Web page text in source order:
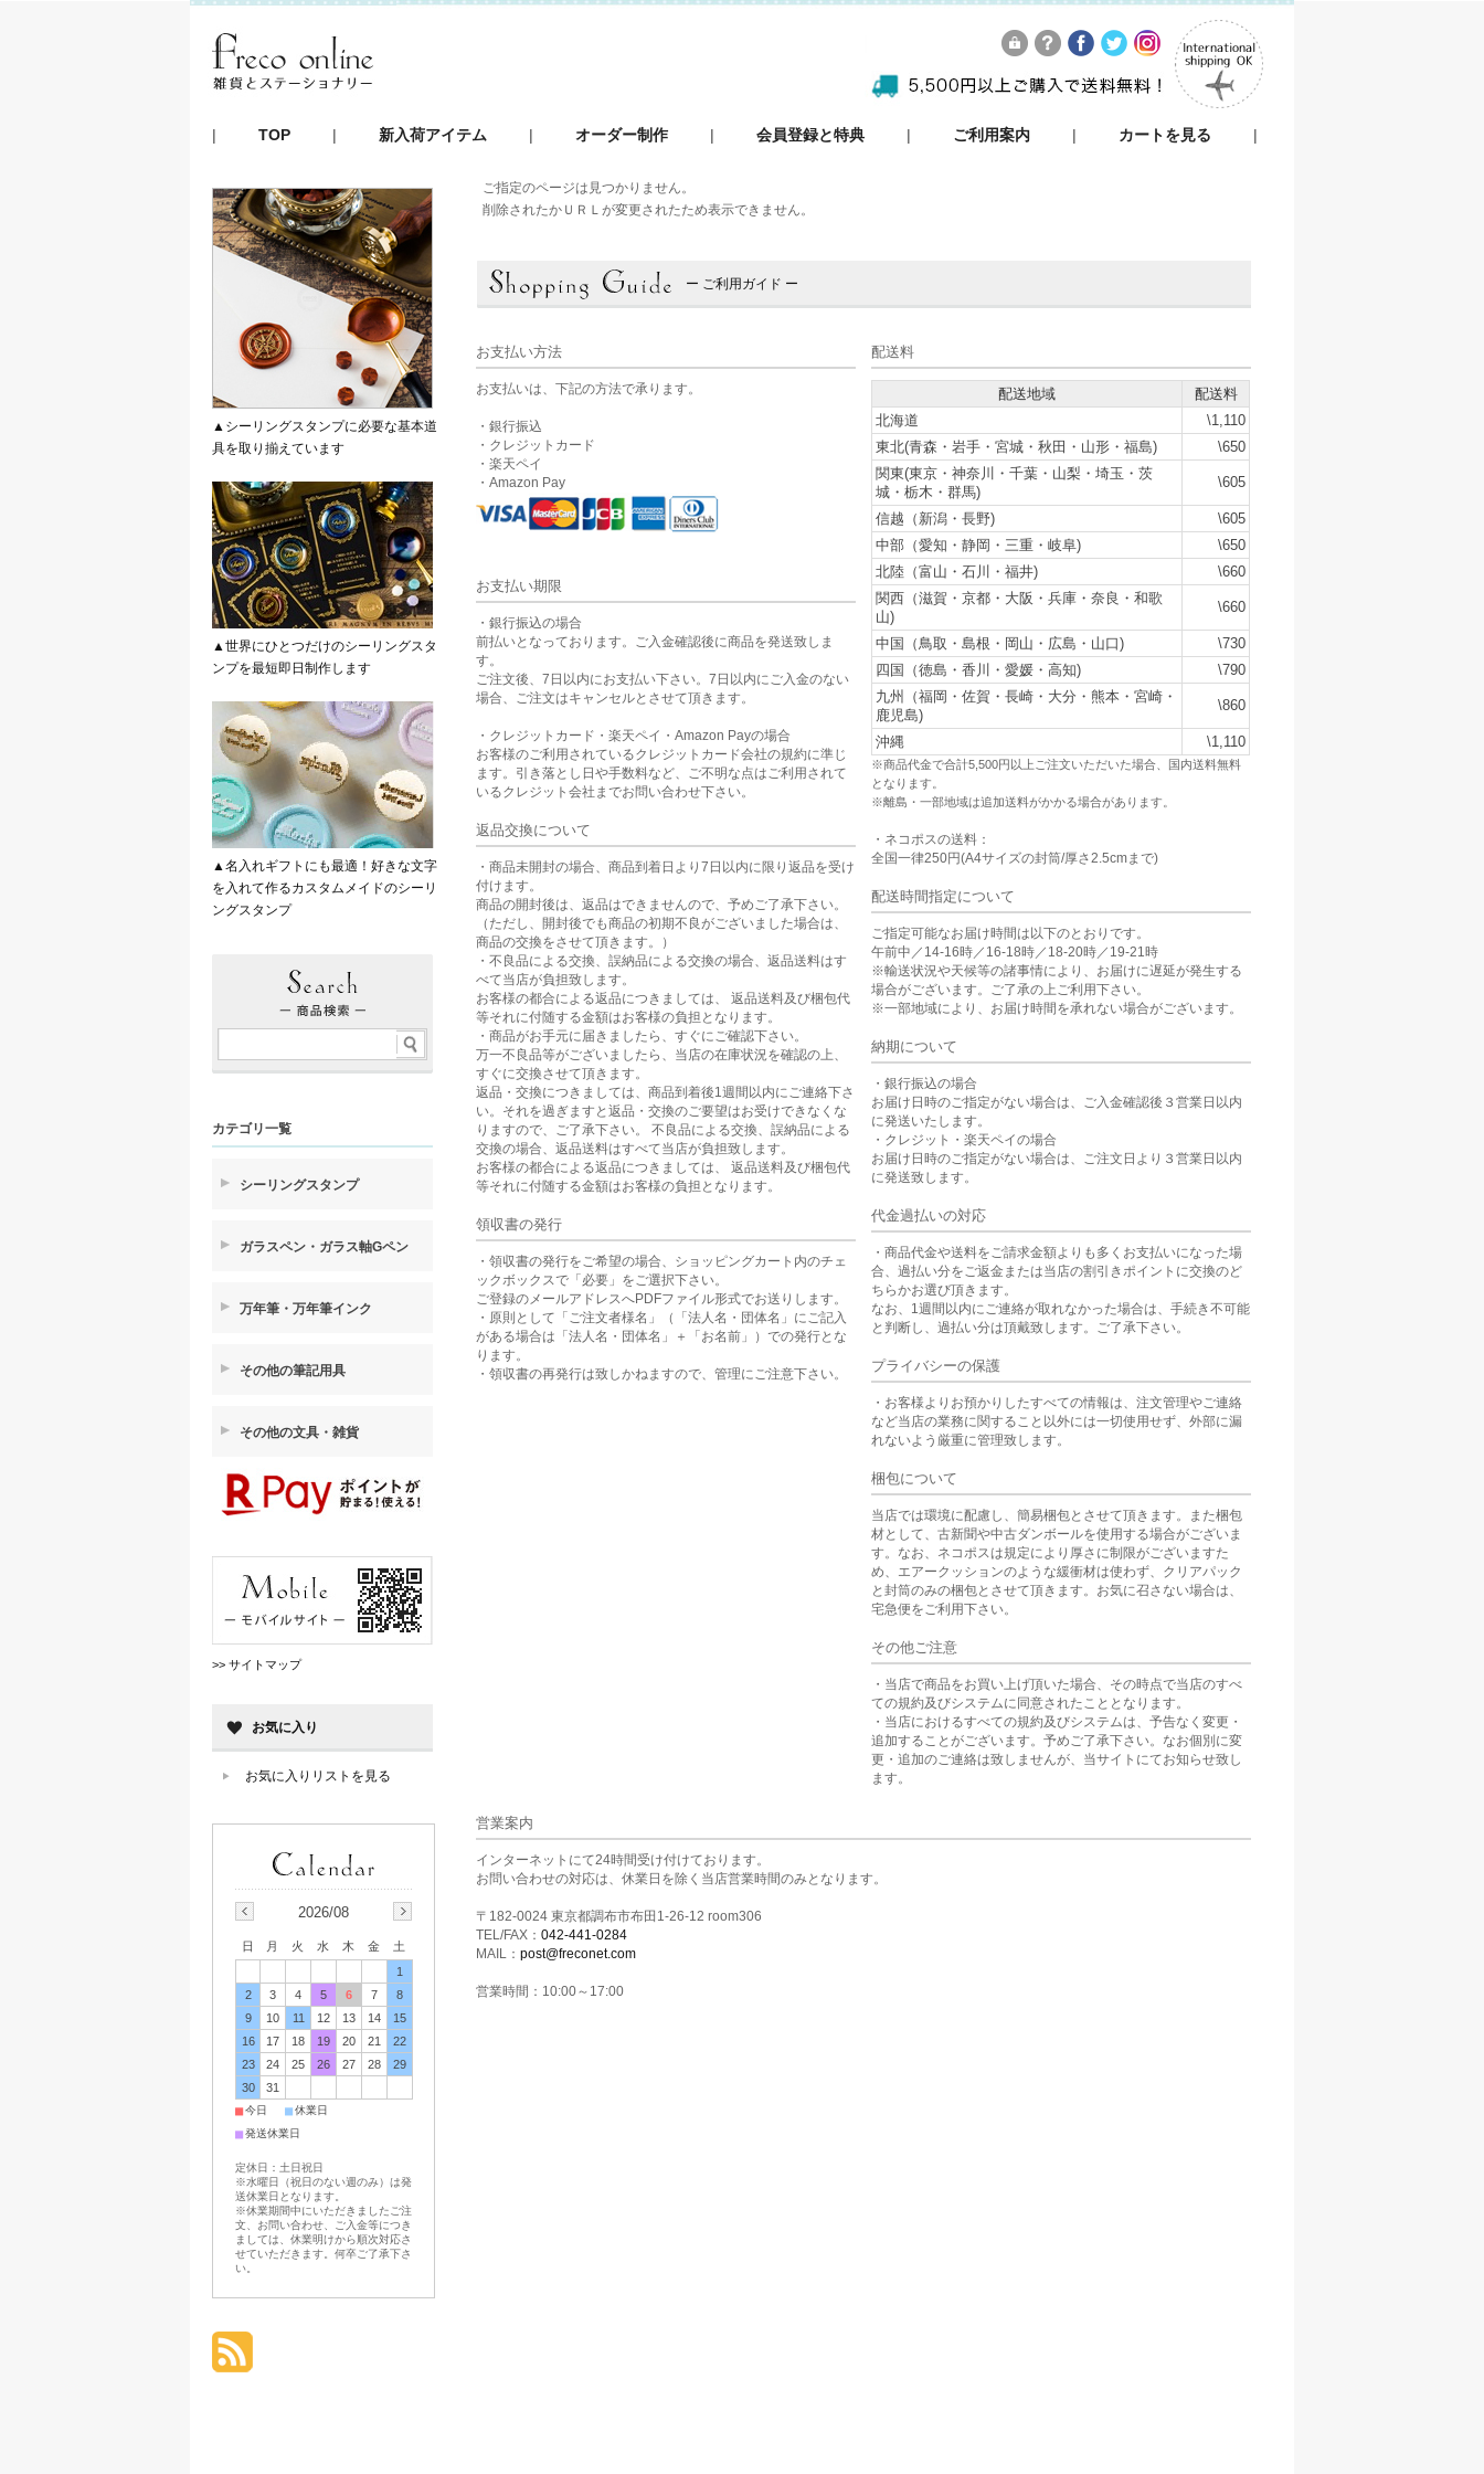
TOP 新入荷アイテム オーダー制作 会員登録と特典 ご利用案内 カートを見る
ご指定のページは見つかりません。
削除されたかＵＲＬが変更されたため表示できません。
ー ご利用ガイド ー
お支払い方法
お支払いは、下記の方法で承ります。
・銀行振込
・クレジットカード
・楽天ペイ
・Amazon Pay
お支払い期限
・銀行振込の場合
前払いとなっております。ご入金確認後に商品を発送致しま
す。
ご注文後、7日以内にお支払い下さい。7日以内にご入金のない
場合、ご注文はキャンセルとさせて頂きます。
・クレジットカード・楽天ペイ・Amazon Payの場合
お客様のご利用されているクレジットカード会社の規約に準じ
ます。引き落とし日や手数料など、ご不明な点はご利用されて
いるクレジット会社までお問い合わせ下さい。
返品交換について
・商品未開封の場合、商品到着日より7日以内に限り返品を受け
付けます。
商品の開封後は、返品はできませんので、予めご了承下さい。
（ただし、開封後でも商品の初期不良がございました場合は、
商品の交換をさせて頂きます。）
・不良品による交換、誤納品による交換の場合、返品送料はす
べて当店が負担致します。
お客様の都合による返品につきましては、 返品送料及び梱包代
等それに付随する金額はお客様の負担となります。
・商品がお手元に届きましたら、すぐにご確認下さい。
万一不良品等がございましたら、当店の在庫状況を確認の上、
すぐに交換させて頂きます。
返品・交換につきましては、商品到着後1週間以内にご連絡下さ
い。それを過ぎますと返品・交換のご要望はお受けできなくな
りますので、ご了承下さい。 不良品による交換、誤納品による
交換の場合、返品送料はすべて当店が負担致します。
お客様の都合による返品につきましては、 返品送料及び梱包代
等それに付随する金額はお客様の負担となります。
領収書の発行
・領収書の発行をご希望の場合、ショッピングカート内のチェ
ックボックスで「必要」をご選択下さい。
ご登録のメールアドレスへPDFファイル形式でお送りします。
・原則として「ご注文者様名」（「法人名・団体名」にご記入
がある場合は「法人名・団体名」＋「お名前」）での発行とな
ります。
・領収書の再発行は致しかねますので、管理にご注意下さい。
配送料
配送地域
配送料
北海道
\1,110
東北(青森・岩手・宮城・秋田・山形・福島)
\650
関東(東京・神奈川・千葉・山梨・埼玉・茨
城・栃木・群馬)
\605
信越（新潟・長野)
\605
中部（愛知・静岡・三重・岐阜)
\650
北陸（富山・石川・福井)
\660
関西（滋賀・京都・大阪・兵庫・奈良・和歌
山)
\660
中国（鳥取・島根・岡山・広島・山口)
\730
四国（徳島・香川・愛媛・高知)
\790
九州（福岡・佐賀・長崎・大分・熊本・宮崎・
鹿児島)
\860
沖縄 \1,110
※商品代金で合計5,500円以上ご注文いただいた場合、国内送料無料
となります。
※離島・一部地域は追加送料がかかる場合があります。
・ネコポスの送料：
全国一律250円(A4サイズの封筒/厚さ2.5cmまで)
配送時間指定について
ご指定可能なお届け時間は以下のとおりです。
午前中／14-16時／16-18時／18-20時／19-21時
※輸送状況や天候等の諸事情により、お届けに遅延が発生する
場合がございます。ご了承の上ご利用下さい。
※一部地域により、お届け時間を承れない場合がございます。
納期について
・銀行振込の場合
お届け日時のご指定がない場合は、ご入金確認後３営業日以内
に発送いたします。
・クレジット・楽天ペイの場合
お届け日時のご指定がない場合は、ご注文日より３営業日以内
に発送致します。
代金過払いの対応
・商品代金や送料をご請求金額よりも多くお支払いになった場
合、過払い分をご返金または当店の割引きポイントに交換のど
ちらかお選び頂きます。
なお、1週間以内にご連絡が取れなかった場合は、手続き不可能
と判断し、過払い分は頂戴致します。ご了承下さい。
プライバシーの保護
・お客様よりお預かりしたすべての情報は、注文管理やご連絡
など当店の業務に関すること以外には一切使用せず、外部に漏
れないよう厳重に管理致します。
梱包について
当店では環境に配慮し、簡易梱包とさせて頂きます。また梱包
材として、古新聞や中古ダンボールを使用する場合がございま
す。なお、ネコポスは規定により厚さに制限がございますた
め、エアークッションのような緩衝材は使わず、クリアパック
と封筒のみの梱包とさせて頂きます。お気に召さない場合は、
宅急便をご利用下さい。
その他ご注意
・当店で商品をお買い上げ頂いた場合、その時点で当店のすべ
ての規約及びシステムに同意されたこととなります。
・当店におけるすべての規約及びシステムは、予告なく変更・
追加することがございます。予めご了承下さい。なお個別に変
更・追加のご連絡は致しませんが、当サイトにてお知らせ致し
ます。
営業案内
インターネットにて24時間受け付けております。
お問い合わせの対応は、休業日を除く当店営業時間のみとなります。
〒182-0024 東京都調布市布田1-26-12 room306
TEL/FAX： 042-441-0284
MAIL： post@freconet.com
営業時間：10:00～17:00
▲シーリングスタンプに必要な基本道
具を取り揃えています
▲世界にひとつだけのシーリングスタ
ンプを最短即日制作します
▲名入れギフトにも最適！好きな文字
を入れて作るカスタムメイドのシーリ
ングスタンプ
カテゴリ一覧
シーリングスタンプ
ガラスペン・ガラス軸Gペン
万年筆・万年筆インク
その他の筆記用具
その他の文具・雑貨
>> サイトマップ
お気に入り
お気に入りリストを見る
2026/08
日 月 火 水 木 金
土
1
2
3 4 5 6 7
8
9
10 11 12 13 14
15
16
17 18 19 20 21
22
23
24 25 26 27 28
29
30
31
■今日 ■休業日
■発送休業日
定休日：土日祝日
※水曜日（祝日のない週のみ）は発
送休業日となります。
※休業期間中にいただきましたご注
文、お問い合わせ、ご入金等につき
ましては、休業明けから順次対応さ
せていただきます。何卒ご了承下さ
い。